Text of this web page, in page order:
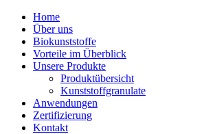
Home
Über uns
Biokunststoffe
Vorteile im Überblick
Unsere Produkte
Produktübersicht
Kunststoffgranulate
Anwendungen
Zertifizierung
Kontakt